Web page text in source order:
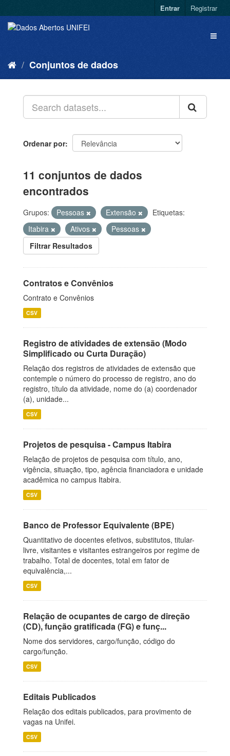
Entrar Registrar
Conjuntos de dados
Ordenar por
11 conjuntos de dados
encontrados
Grupos: Pessoas Extensão
Etiquetas:
Itabira
Ativos
Pessoas
Filtrar Resultados
Contratos e Convênios
Contrato e Convênios
CSV
Registro de atividades de extensão (Modo
Simplificado ou Curta Duração)
Relação dos registros de atividades de extensão que
contemple o número do processo de registro, ano do
registro, título da atividade, nome do (a) coordenador
(a), unidade...
CSV
Projetos de pesquisa - Campus Itabira
Relação de projetos de pesquisa com título, ano,
vigência, situação, tipo, agência financiadora e unidade
acadêmica no campus Itabira.
CSV
Banco de Professor Equivalente (BPE)
Quantitativo de docentes efetivos, substitutos, titular-
livre, visitantes e visitantes estrangeiros por regime de
trabalho. Total de docentes, total em fator de
equivalência,...
CSV
Relação de ocupantes de cargo de direção
(CD), função gratificada (FG) e funç...
Nome dos servidores, cargo/função, código do
cargo/função.
CSV
Editais Publicados
Relação dos editais publicados, para provimento de
vagas na Unifei.
CSV